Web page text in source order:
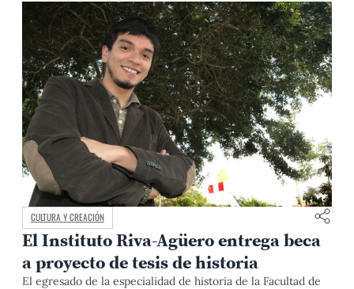
CULTURA Y CREACIÓN
El Instituto Riva-Agüero entrega beca
a proyecto de tesis de historia
El egresado de la especialidad de historia de la Facultad de